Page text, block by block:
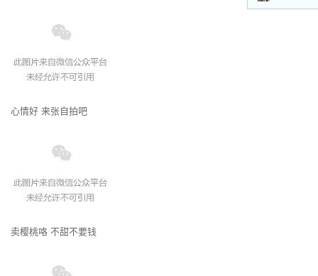
心情好 来张自拍吧
卖樱桃咯 不甜不要钱